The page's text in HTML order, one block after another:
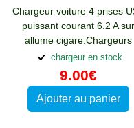
Chargeur voiture 4 prises
puissant courant 6.2 A sur
allume cigare:Chargeurs
Nokia 1
chargeur en stock
9.00€
Ajouter au panier